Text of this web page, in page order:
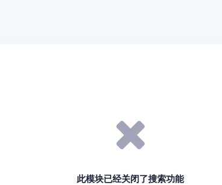
此模块已经关闭了搜索功能